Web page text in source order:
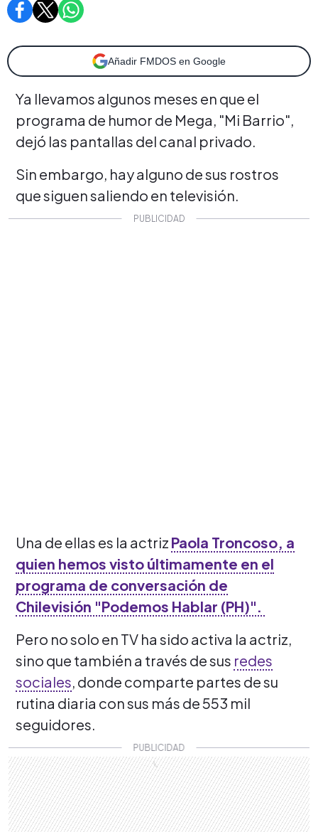
Añadir FMDOS en Google
Ya llevamos algunos meses en que el
programa de humor de Mega, "Mi Barrio",
dejó las pantallas del canal privado.
Sin embargo, hay alguno de sus rostros
que siguen saliendo en televisión.
Una de ellas es la actriz Paola Troncoso, a
quien hemos visto últimamente en el
programa de conversación de
Chilevisión "Podemos Hablar (PH)".
Pero no solo en TV ha sido activa la actriz,
sino que también a través de sus redes
sociales, donde comparte partes de su
rutina diaria con sus más de 553 mil
seguidores.